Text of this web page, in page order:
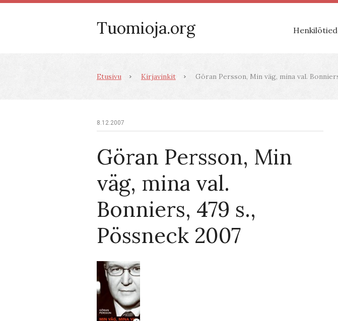
Tuomioja.org
Etusivu Kirjavinkit Göran Persson, Min väg, mina val.
8.12.2007
Göran Persson, Min
väg, mina val.
Bonniers, 479 s.,
Pössneck 2007